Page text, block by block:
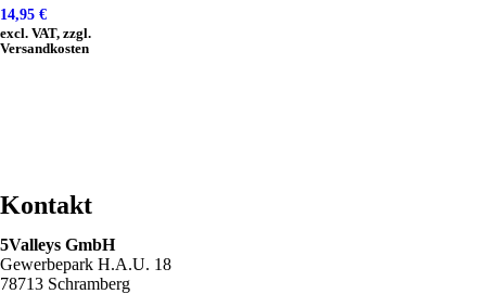
14,95 €
excl. VAT, zzgl.
Versandkosten
Kontakt
5Valleys GmbH
Gewerbepark H.A.U. 18
78713 Schramberg